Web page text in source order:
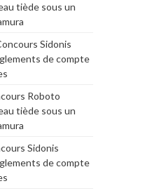
tiède sous un
Sidonis
de compte
Roboto
tiède sous un
Sidonis
de compte